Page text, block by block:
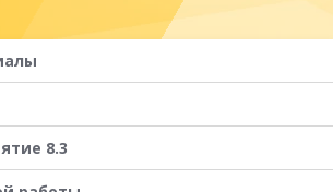
8.3